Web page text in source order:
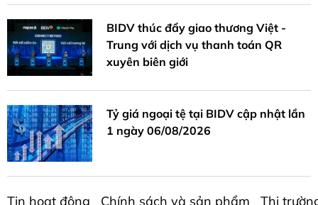
BIDV thúc đẩy giao thương Việt -
Trung với dịch vụ thanh toán QR
xuyên biên giới
Tỷ giá ngoại tệ tại BIDV cập nhật lần
1 ngày 06/08/2026
Tin hoạt động Chính sách và sản phẩm Thị